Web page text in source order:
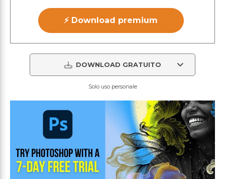
⚡ Download premium
DOWNLOAD GRATUITO
Solo uso personale